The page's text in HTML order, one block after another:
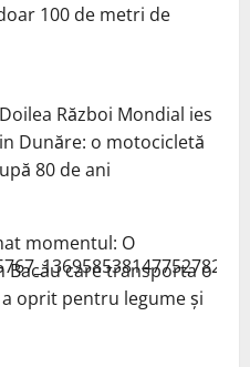
100 de metri de
Război Mondial ies
Dunăre: o motocicletă
80 de ani
momentul: O
Bacău care transporta o
oprit pentru legume și